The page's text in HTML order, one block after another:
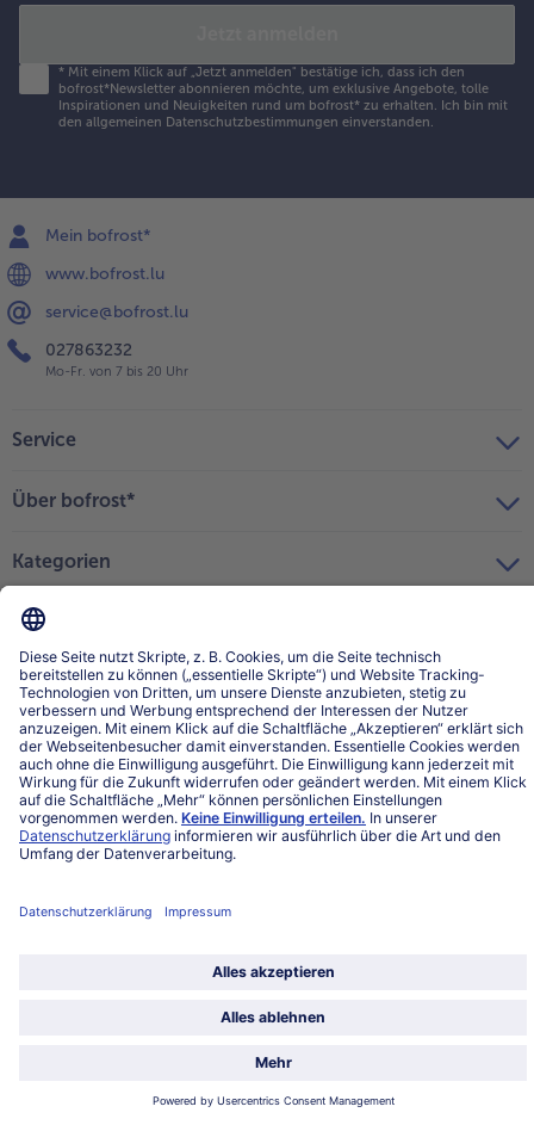
* Mit einem Klick auf „Jetzt anmelden" bestätige ich, dass ich den
bofrost*Newsletter abonnieren möchte, um exklusive Angebote, tolle
Inspirationen und Neuigkeiten rund um bofrost* zu erhalten. Ich bin mit
den allgemeinen Datenschutzbestimmungen einverstanden.
Mein bofrost*
www.bofrost.lu
service@bofrost.lu
027863232
Mo-Fr. von 7 bis 20 Uhr
Service
Über bofrost*
Kategorien
Land / Sprache wählen